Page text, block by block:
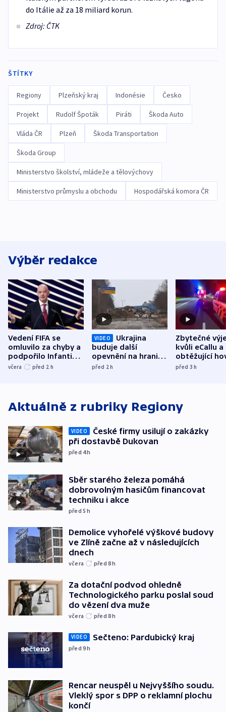
do Itálie až za 18 miliard korun.
Zdroj: ČTK
ŠTÍTKY
Regiony Plzeňský kraj Indonésie Česko
Projekt Rudolf Špoták Piráti Škoda Auto
Vláda ČR Plzeň Škoda Transportation
Škoda Group
Ministerstvo školství, mládeže a tělovýchovy
Ministerstvo průmyslu a obchodu Hospodářská komora ČR
Výběr redakce
Vedení FIFA se
omluvilo za chyby a
podpořilo Infantina.
UEFA trvá na
včera před 2 h
VIDEO
Ukrajina
buduje další
opevnění na hranici
s Běloruskem
před 2h
Zbytečné
kvůli eCallu a
obtěžující
zdržují
před 3h
Aktuálně z rubriky Regiony
VIDEO
České firmy usilují o zakázky
při dostavbě Dukovan
před 4h
Sběr starého železa pomáhá
dobrovolným hasičům financovat
techniku i akce
před 5h
Demolice vyhořelé výškové budovy
ve Zlíně začne až v následujících
dnech
včera před 8h
Za dotační podvod ohledně
Technologického parku poslal soud
do vězení dva muže
včera před 8h
VIDEO Sečteno: Pardubický kraj
před 9h
Rencar neuspěl u Nejvyššího soudu.
Vleklý spor s DPP o reklamní plochu
končí